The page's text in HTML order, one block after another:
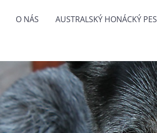
O NÁS AUSTRALSKÝ HONÁCKÝ PES